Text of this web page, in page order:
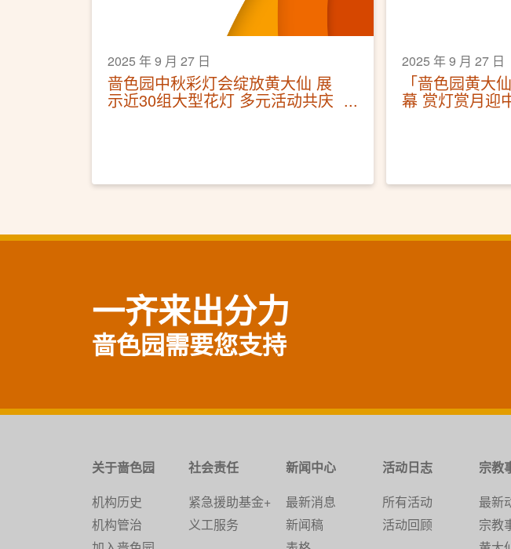
2025 年 9 月 27 日
啬色园中秋彩灯会绽放黄大仙 ​展
示近30组大型花灯 多元活动共庆
2025 年 9 月 27 日
「啬色园黄大
幕 赏灯赏月迎
一齐来出分力
啬色园需要您支持
关于啬色园
机构历史
机构管治
社会责任
紧急援助基金+
义工服务
新闻中心
最新消息
新闻稿
活动日志
所有活动
活动回顾
宗教
最新
宗教